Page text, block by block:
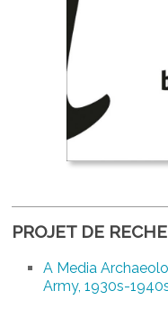
PROJET DE
A Media
Army, 1930s-